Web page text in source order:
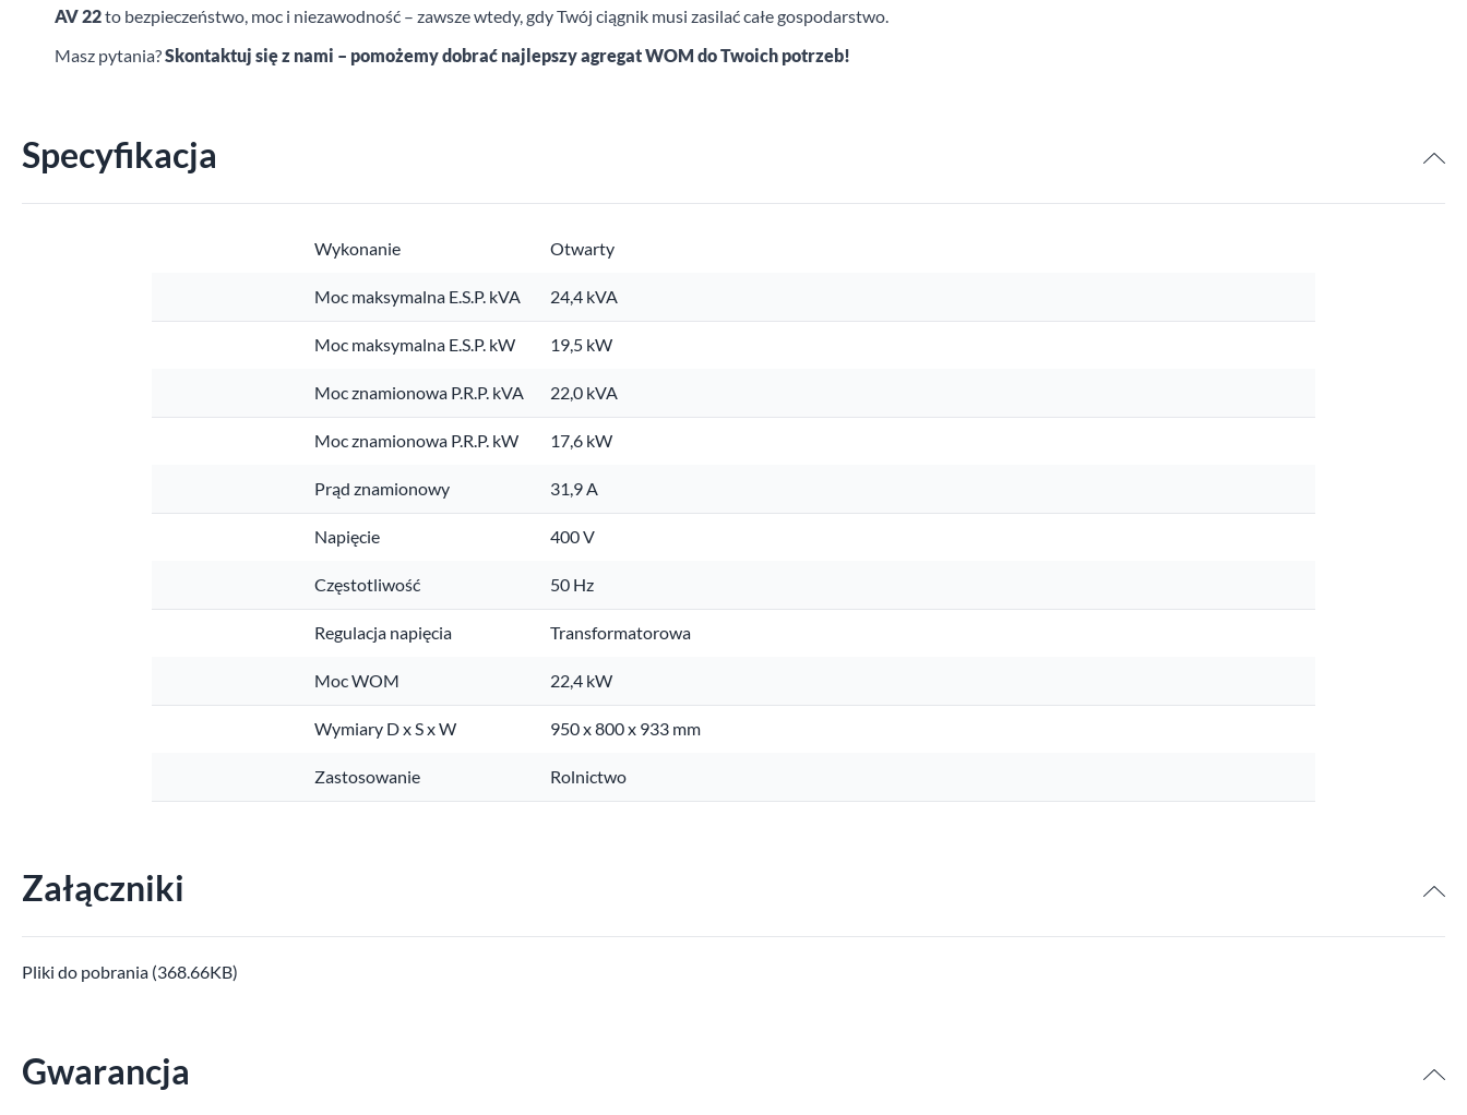
AV 22to bezpieczeństwo, moc i niezawodność – zawsze wtedy, gdy Twój ciągnik musi zasilać całe gospodarstwo.
Masz pytania?Skontaktuj się z nami – pomożemy dobrać najlepszy agregat WOM do Twoich potrzeb!
Specyfikacja
Wykonanie Otwarty
Moc maksymalna E.S.P. kVA 24,4 kVA
Moc maksymalna E.S.P. kW 19,5 kW
Moc znamionowa P.R.P. kVA 22,0 kVA
Moc znamionowa P.R.P. kW 17,6 kW
Prąd znamionowy 31,9 A
Napięcie 400 V
Częstotliwość 50 Hz
Regulacja napięcia Transformatorowa
Moc WOM 22,4 kW
Wymiary D x S x W 950 x 800 x 933 mm
Zastosowanie Rolnictwo
Załączniki
Pliki do pobrania (368.66KB)
Gwarancja